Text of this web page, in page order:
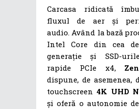
Carcasa ridicată
fluxul de aer și
audio. Având la bază
Intel Core din cea
generație și SSD-
rapide PCIe x4,
dispune, de asemenea,
touchscreen4K UHD
și oferă o autonomie